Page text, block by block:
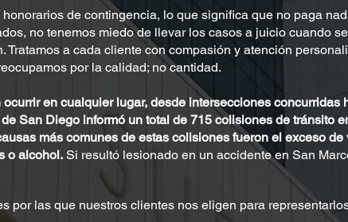
de contingencia, lo que significa que no paga
no tenemos miedo de llevar los casos a juicio cuando
Tratamos a cada cliente con compasión y atención
por la calidad; no cantidad.
en cualquier lugar, desde intersecciones
San Diego informó un total de 715 colisiones de tránsito
más comunes de estas colisiones fueron el exceso
o alcohol. Si resultó lesionado en un accidente en San
por las que nuestros clientes nos eligen para